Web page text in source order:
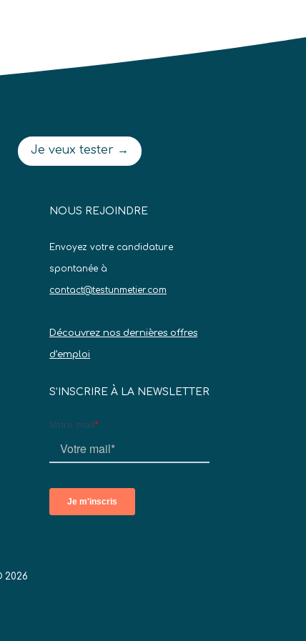
Je veux tester →
NOUS REJOINDRE
Envoyez votre candidature
spontanée à
contact@testunmetier.com
Découvrez nos dernières offres
d’emploi
S’INSCRIRE À LA NEWSLETTER